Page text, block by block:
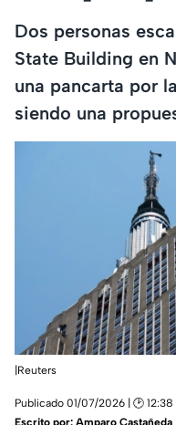
Dos personas
State Building en
una pancarta por
siendo una
|Reuters
Publicado 01/07/2026 | 🕑 12:38
Escrito por: Amparo Castañeda